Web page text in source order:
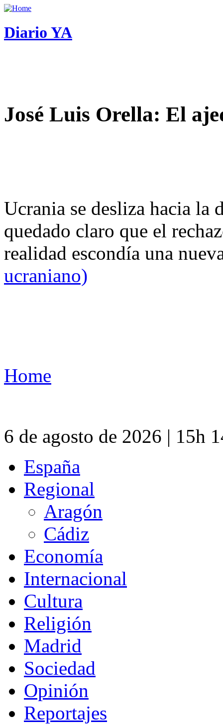
Diario YA
José Luis Orella: El
Ucrania se desliza hacia
quedado claro que el
realidad escondía una
ucraniano)
Home
6 de agosto de 2026 | 15h
España
Regional
Aragón
Cádiz
Economía
Internacional
Cultura
Religión
Madrid
Sociedad
Opinión
Reportajes